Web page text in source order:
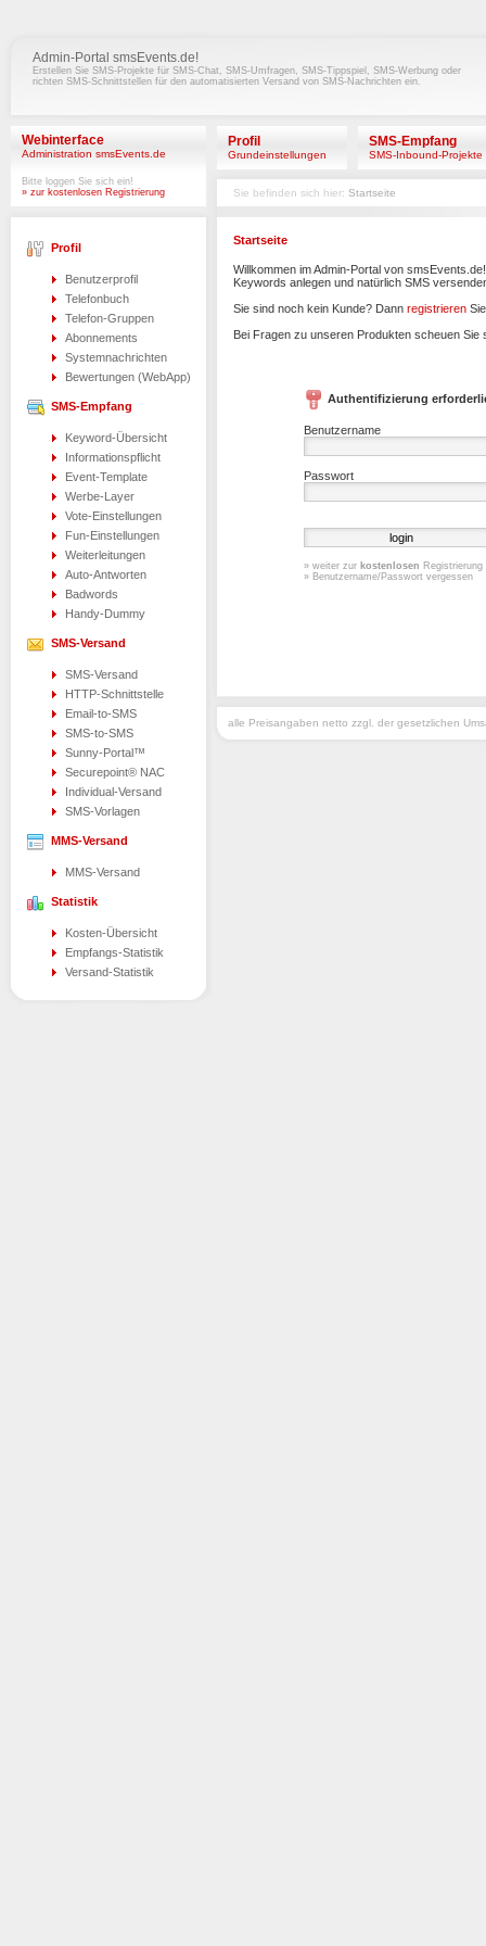
Admin-Portal smsEvents.de!
Erstellen Sie SMS-Projekte für SMS-Chat, SMS-Umfragen, SMS-Tippspiel, SMS-Werbung oder
richten SMS-Schnittstellen für den automatisierten Versand von SMS-Nachrichten ein.
Profil
Grundeinstellungen
SMS-Empfang
SMS-Inbound-Projekte
Webinterface
Administration smsEvents.de
Bitte loggen Sie sich ein!
» zur kostenlosen Registrierung
Sie befinden sich hier: Startseite
Profil
Benutzerprofil
Telefonbuch
Telefon-Gruppen
Abonnements
Systemnachrichten
Bewertungen (WebApp)
SMS-Empfang
Keyword-Übersicht
Informationspflicht
Event-Template
Werbe-Layer
Vote-Einstellungen
Fun-Einstellungen
Weiterleitungen
Auto-Antworten
Badwords
Handy-Dummy
SMS-Versand
SMS-Versand
HTTP-Schnittstelle
Email-to-SMS
SMS-to-SMS
Sunny-Portal™
Securepoint® NAC
Individual-Versand
SMS-Vorlagen
MMS-Versand
MMS-Versand
Statistik
Kosten-Übersicht
Empfangs-Statistik
Versand-Statistik
Startseite
Willkommen im Admin-Portal von
Keywords anlegen und natürlich SMS
Sie sind noch kein Kunde? Dann registrieren
Bei Fragen zu unseren Produkten scheuen
Authentifizierung
Benutzername
Passwort
» weiter zur kostenlosen Registrierung
» Benutzername/Passwort vergessen
alle Preisangaben netto zzgl. der gesetzlichen